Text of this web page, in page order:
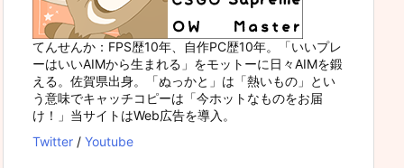
てんせんか：FPS歴10年、自作PC歴10年。「いいプレ
ーはいいAIMから生まれる」をモットーに日々AIMを鍛
える。佐賀県出身。「ぬっかと」は「熱いもの」とい
う意味でキャッチコピーは「今ホットなものをお届
け！」当サイトはWeb広告を導入。
Twitter / Youtube